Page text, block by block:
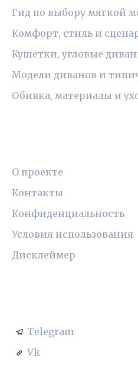
Гид по выбору мягкой
Комфорт, стиль и
Кушетки, угловые
Модели диванов и
Обивка, материалы и
О проекте
Контакты
Конфиденциальность
Условия использования
Дисклеймер
Telegram
Vk